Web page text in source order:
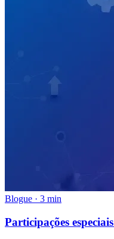
Blogue · 3 min
Participações